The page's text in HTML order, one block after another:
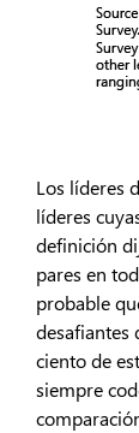
Los líderes
líderes
definición
pares en
probable
desafiantes
ciento de
siempre